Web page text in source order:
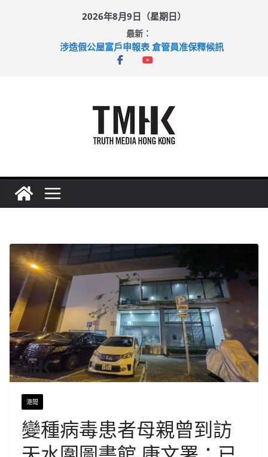
2026年8月9日（星期日）
最新：
涉造假公屋富戶申報表 倉管員准保釋候訊
港聞
變種病毒患者母親曾到訪